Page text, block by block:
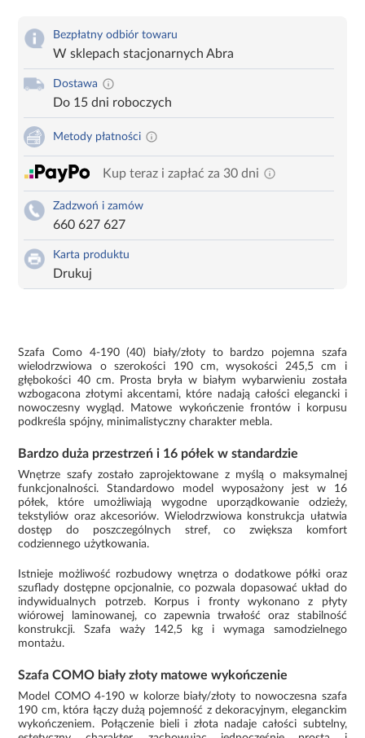
Bezpłatny odbiór towaru
W sklepach stacjonarnych Abra
Dostawa
Do 15 dni roboczych
Metody płatności
Kup teraz i zapłać za 30 dni
Zadzwoń i zamów
660 627 627
Karta produktu
Drukuj
Szafa Como 4-190 (40) biały/złoty to bardzo pojemna szafa
wielodrzwiowa o szerokości 190 cm, wysokości 245,5 cm i
głębokości 40 cm. Prosta bryła w białym wybarwieniu została
wzbogacona złotymi akcentami, które nadają całości elegancki i
nowoczesny wygląd. Matowe wykończenie frontów i korpusu
podkreśla spójny, minimalistyczny charakter mebla.
Bardzo duża przestrzeń i 16 półek w standardzie
Wnętrze szafy zostało zaprojektowane z myślą o maksymalnej
funkcjonalności. Standardowo model wyposażony jest w 16
półek, które umożliwiają wygodne uporządkowanie odzieży,
tekstyliów oraz akcesoriów. Wielodrzwiowa konstrukcja ułatwia
dostęp do poszczególnych stref, co zwiększa komfort
codziennego użytkowania.
Istnieje możliwość rozbudowy wnętrza o dodatkowe półki oraz
szuflady dostępne opcjonalnie, co pozwala dopasować układ do
indywidualnych potrzeb. Korpus i fronty wykonano z płyty
wiórowej laminowanej, co zapewnia trwałość oraz stabilność
konstrukcji. Szafa waży 142,5 kg i wymaga samodzielnego
montażu.
Szafa COMO biały złoty matowe wykończenie
Model COMO 4-190 w kolorze biały/złoty to nowoczesna szafa
190 cm, która łączy dużą pojemność z dekoracyjnym, eleganckim
wykończeniem. Połączenie bieli i złota nadaje całości subtelny,